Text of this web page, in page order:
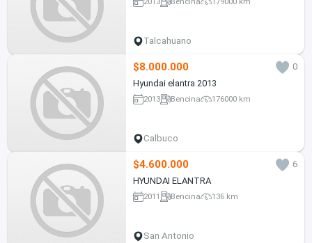
Talcahuano
$8.000.000
0
Hyundai elantra 2013
2013 Bencina 176000 km
Calbuco
$4.600.000
6
HYUNDAI ELANTRA
2011 Bencina 136 km
San Antonio